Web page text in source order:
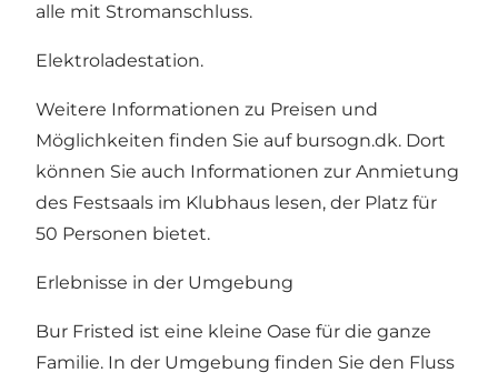
alle mit Stromanschluss.
Elektroladestation.
Weitere Informationen zu Preisen und
Möglichkeiten finden Sie auf bursogn.dk. Dort
können Sie auch Informationen zur Anmietung
des Festsaals im Klubhaus lesen, der Platz für
50 Personen bietet.
Erlebnisse in der Umgebung
Bur Fristed ist eine kleine Oase für die ganze
Familie. In der Umgebung finden Sie den Fluss